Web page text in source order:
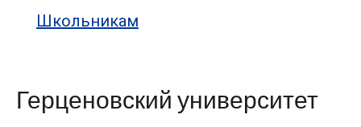
Школьникам
Герценовский университет